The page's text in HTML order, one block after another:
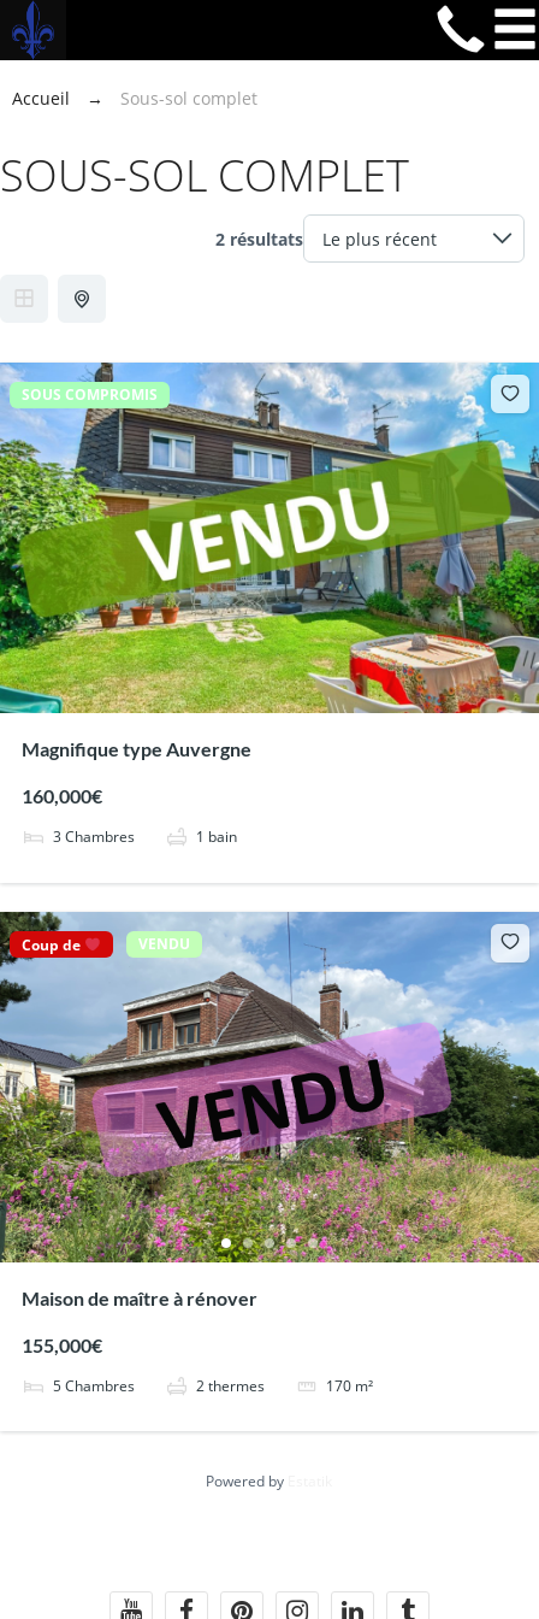
Accueil → Sous-sol complet
SOUS-SOL COMPLET
2 résultats
SOUS COMPROMIS
Magnifique type Auvergne
160,000€
3 Chambres 1 bain
Coup de VENDU
Maison de maître à rénover
155,000€
5Chambres 2thermes 170 m²
Powered by